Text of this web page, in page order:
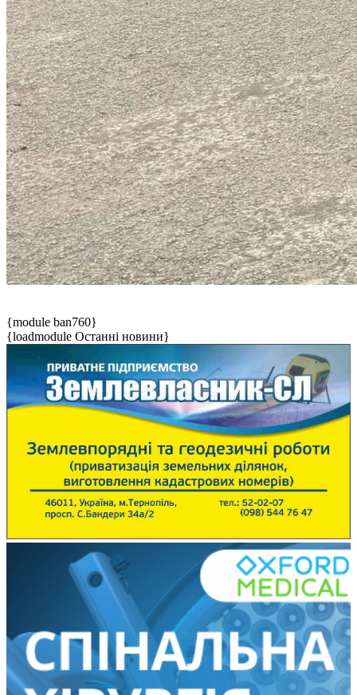
{module ban760}
{loadmodule Останні новини}